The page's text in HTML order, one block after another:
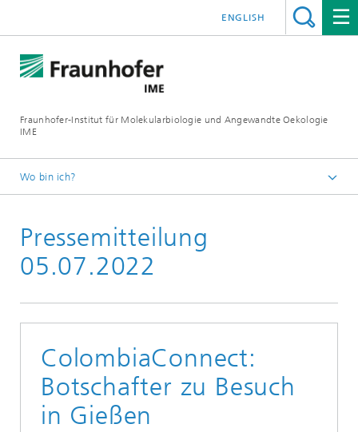
Fraunhofer-Institut für Molekularbiologie und Angewandte Oekologie
IME
ENGLISH
Wo bin ich?
Pressemitteilung
05.07.2022
ColombiaConnect:
Botschafter zu Besuch
in Gießen